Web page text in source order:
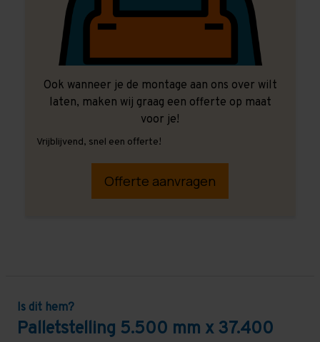
Ook wanneer je de montage aan ons over wilt
laten, maken wij graag een offerte op maat
voor je!
Vrijblijvend, snel een offerte!
Offerte aanvragen
Is dit hem?
Palletstelling 5.500 mm x 37.400